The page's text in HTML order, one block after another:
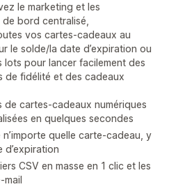
le marketing et les
bord centralisé,
vos cartes-cadeaux au
le solde/la date d’expiration ou
lots pour lancer facilement des
de fidélité et des cadeaux
de cartes-cadeaux numériques
en quelques secondes
quelle carte-cadeau, y
d’expiration
CSV en masse en 1 clic et les